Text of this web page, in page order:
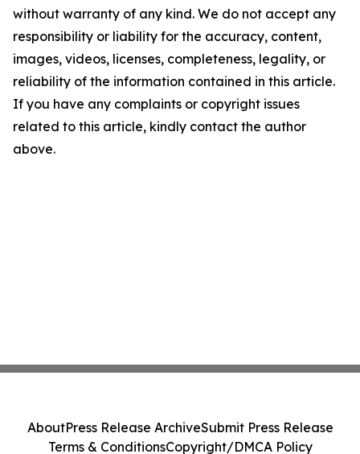
without warranty of any kind. We do not accept any
responsibility or liability for the accuracy, content,
images, videos, licenses, completeness, legality, or
reliability of the information contained in this article.
If you have any complaints or copyright issues
related to this article, kindly contact the author
above.
AboutPress Release ArchiveSubmit Press Release
Terms & ConditionsCopyright/DMCA Policy